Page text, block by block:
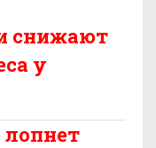
снижают
у